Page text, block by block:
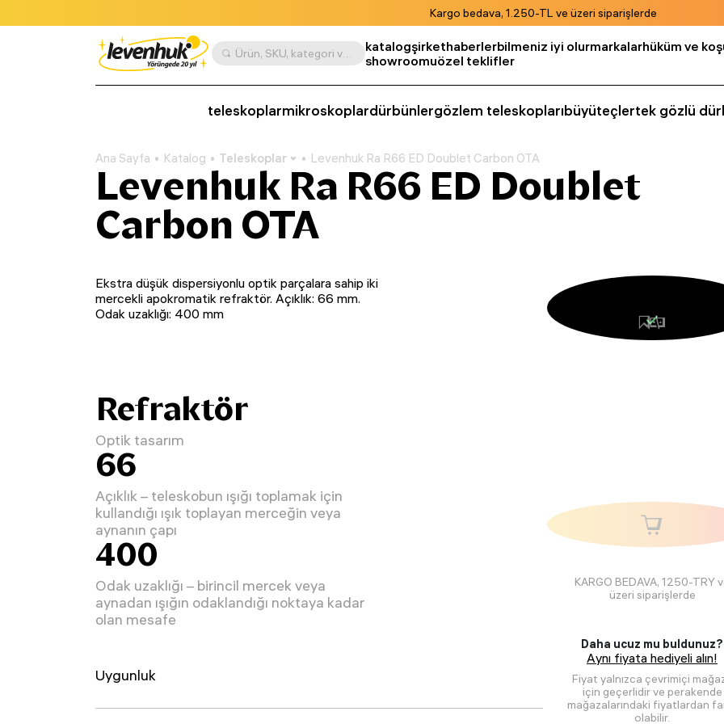
Kargo bedava, 1.250-TL ve üzeri siparişlerde
Ürün, SKU, kategori vb. göre ara katalogşirkethaberlerbilmeniz iyi olurmarkalarhüküm ve
showroomuözel teklifler
teleskoplarmikroskoplardürbünlergözlem teleskoplarıbüyüteçlertek gözlü
Ana Sayfa Katalog Teleskoplar Levenhuk Ra R66 ED Doublet Carbon OTA
Levenhuk Ra R66 ED Doublet
Carbon OTA
KARGO BEDAVA, 1250-TRY
üzeri siparişlerde
Daha ucuz mu buldunuz?
Aynı fiyata hediyeli alın!
Fiyat yalnızca çevrimiçi
için geçerlidir ve perakende
mağazalarındaki fiyatlardan
olabilir.
Ekstra düşük dispersiyonlu optik parçalara sahip iki
mercekli apokromatik refraktör. Açıklık: 66 mm.
Odak uzaklığı: 400 mm
Refraktör
Optik tasarım
66
Açıklık – teleskobun ışığı toplamak için
kullandığı ışık toplayan merceğin veya
aynanın çapı
400
Odak uzaklığı – birincil mercek veya
aynadan ışığın odaklandığı noktaya kadar
olan mesafe
Uygunluk